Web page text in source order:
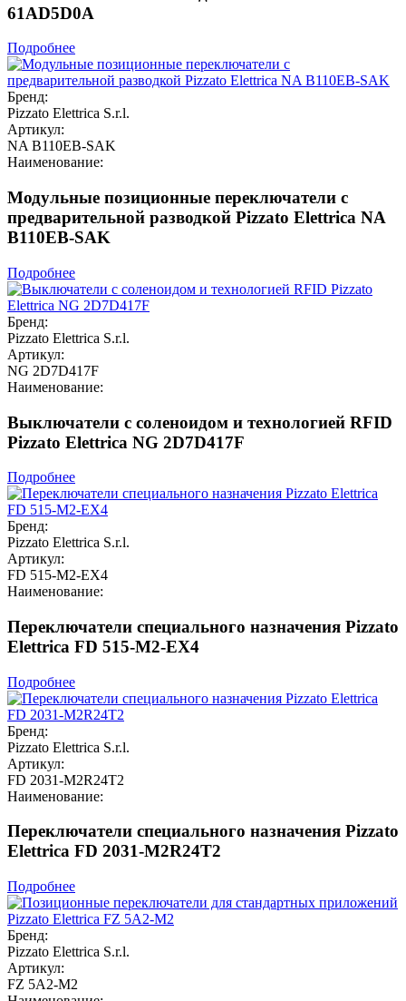
61AD5D0A
Подробнее
Бренд:
Pizzato Elettrica S.r.l.
Артикул:
NA B110EB-SAK
Наименование:
Модульные позиционные переключатели с
предварительной разводкой Pizzato Elettrica NA
B110EB-SAK
Подробнее
Бренд:
Pizzato Elettrica S.r.l.
Артикул:
NG 2D7D417F
Наименование:
Выключатели с соленоидом и технологией RFID
Pizzato Elettrica NG 2D7D417F
Подробнее
Бренд:
Pizzato Elettrica S.r.l.
Артикул:
FD 515-M2-EX4
Наименование:
Переключатели специального назначения Pizzato
Elettrica FD 515-M2-EX4
Подробнее
Бренд:
Pizzato Elettrica S.r.l.
Артикул:
FD 2031-M2R24T2
Наименование:
Переключатели специального назначения Pizzato
Elettrica FD 2031-M2R24T2
Подробнее
Бренд:
Pizzato Elettrica S.r.l.
Артикул:
FZ 5A2-M2